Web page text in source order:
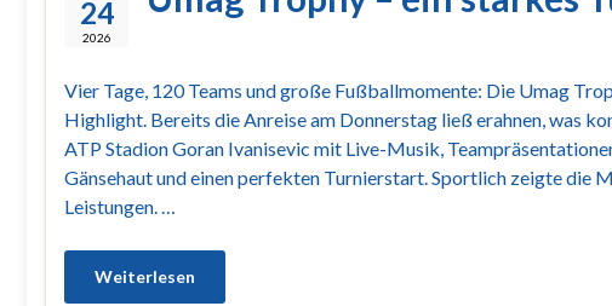
24
2026
Vier Tage, 120 Teams und große Fußballmomente: Die Umag
Highlight. Bereits die Anreise am Donnerstag ließ erahnen, was
ATP Stadion Goran Ivanisevic mit Live-Musik,
Gänsehaut und einen perfekten Turnierstart. Sportlich zeigte die
Leistungen. …
Weiterlesen